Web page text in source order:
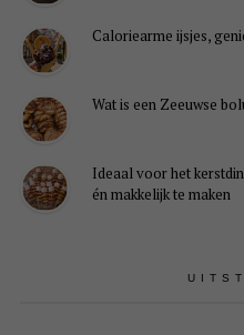
Caloriearme ijsjes,
Wat is een Zeeuwse
Ideaal voor het
én makkelijk te maken